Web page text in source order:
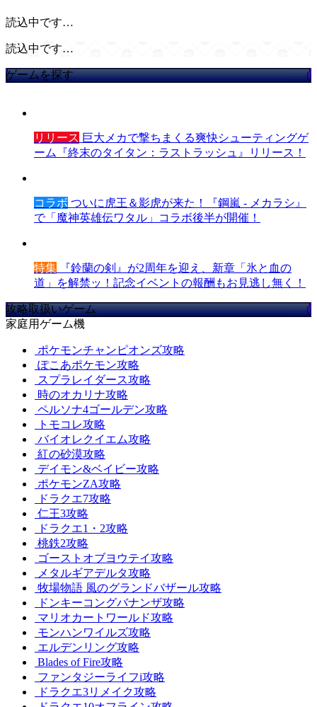
読込中です…
読込中です…
ゲームを探す
リリース 巨大メカで撃ちまくる爽快シューティングゲ
ーム『終末のタイタン：ラストラッシュ』リリース！
コラボ ついに虎王＆影虎が来た！『鋼嵐 - メカラシ』
で「魔神英雄伝ワタル」コラボ後半が開催！
特集 『鈴蘭の剣』が2周年を迎え、新章「氷と血の
道」を解禁ッ！記念イベントの報酬もお見逃し無く！
攻略取扱いゲーム
家庭用ゲーム機
ポケモンチャンピオンズ攻略
ぽこあポケモン攻略
スプラレイダース攻略
時のオカリナ攻略
ペルソナ4ゴールデン攻略
トモコレ攻略
バイオレクイエム攻略
紅の砂漠攻略
デイモン&ベイビー攻略
ポケモンZA攻略
ドラクエ7攻略
仁王3攻略
ドラクエ1・2攻略
桃鉄2攻略
ゴーストオブヨウテイ攻略
メタルギアデルタ攻略
牧場物語 風のグランドバザール攻略
ドンキーコングバナンザ攻略
マリオカートワールド攻略
モンハンワイルズ攻略
エルデンリング攻略
Blades of Fire攻略
ファンタジーライフi攻略
ドラクエ3リメイク攻略